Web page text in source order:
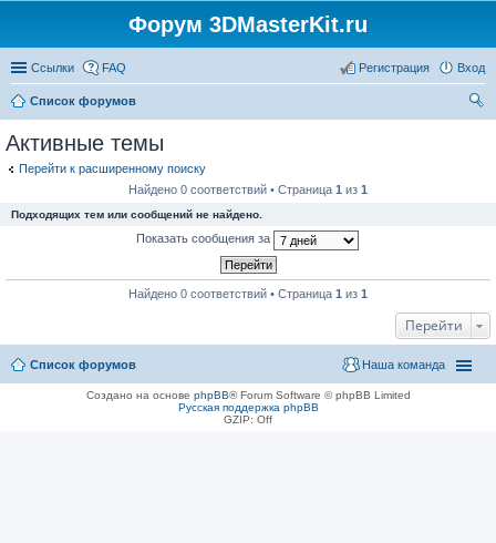
Форум 3DMasterKit.ru
Ссылки FAQ Вход
Регистрация
Список форумов
Активные темы
Перейти к расширенному поиску
Найдено 0 соответствий • Страница 1 из 1
Подходящих тем или сообщений не найдено.
Показать сообщения за
Найдено 0 соответствий • Страница 1 из 1
Перейти
Список форумов Наша команда
Создано на основе phpBB® Forum Software © phpBB Limited
Русская поддержка phpBB
GZIP: Off